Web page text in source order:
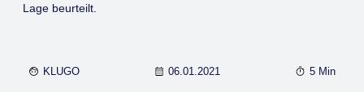
Lage beurteilt.
KLUGO 06.01.2021 5 Min